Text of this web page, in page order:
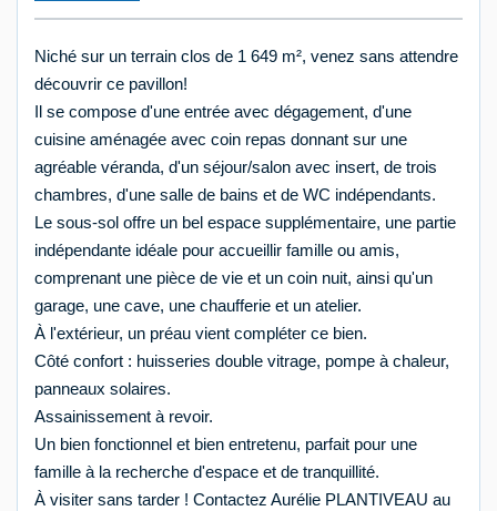
Niché sur un terrain clos de 1 649 m², venez sans attendre
découvrir ce pavillon!
Il se compose d'une entrée avec dégagement, d'une
cuisine aménagée avec coin repas donnant sur une
agréable véranda, d'un séjour/salon avec insert, de trois
chambres, d'une salle de bains et de WC indépendants.
Le sous-sol offre un bel espace supplémentaire, une partie
indépendante idéale pour accueillir famille ou amis,
comprenant une pièce de vie et un coin nuit, ainsi qu'un
garage, une cave, une chaufferie et un atelier.
À l'extérieur, un préau vient compléter ce bien.
Côté confort : huisseries double vitrage, pompe à chaleur,
panneaux solaires.
Assainissement à revoir.
Un bien fonctionnel et bien entretenu, parfait pour une
famille à la recherche d'espace et de tranquillité.
À visiter sans tarder ! Contactez Aurélie PLANTIVEAU au